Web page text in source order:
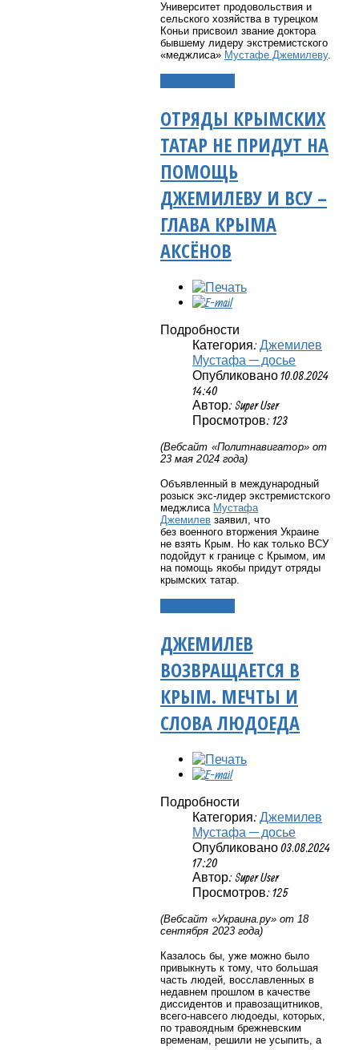
Университет продовольствия и
сельского хозяйства в турецком
Коньи присвоил звание доктора
бывшему лидеру экстремистского
«меджлиса» Мустафе Джемилеву.
ОТРЯДЫ КРЫМСКИХ
ТАТАР НЕ ПРИДУТ НА
ПОМОЩЬ
ДЖЕМИЛЕВУ И ВСУ –
ГЛАВА КРЫМА
АКСЁНОВ
Подробности
Категория: Джемилев
Мустафа — досье
Опубликовано 10.08.2024
14:40
Автор: Super User
Просмотров: 123
(Вебсайт «Политнавигатор» от
23 мая 2024 года)
Объявленный в международный
розыск экс-лидер экстремистского
меджлиса Мустафа
Джемилев заявил, что
без военного вторжения Украине
не взять Крым. Но как только ВСУ
подойдут к границе с Крымом, им
на помощь якобы придут отряды
крымских татар.
ДЖЕМИЛЕВ
ВОЗВРАЩАЕТСЯ В
КРЫМ. МЕЧТЫ И
СЛОВА ЛЮДОЕДА
Подробности
Категория: Джемилев
Мустафа — досье
Опубликовано 03.08.2024
17:20
Автор: Super User
Просмотров: 125
(Вебсайт «Украина.ру» от 18
сентября 2023 года)
Казалось бы, уже можно было
привыкнуть к тому, что большая
часть людей, восславленных в
недавнем прошлом в качестве
диссидентов и правозащитников,
всего-навсего людоеды, которых,
по травоядным брежневским
временам, решили не усыпить, а